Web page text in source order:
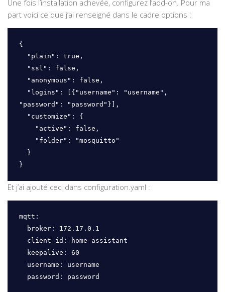
Une fois l’installation achevée, configurez l’add-on. Pour ma
part voici ce que j’ai renseigné dans le cadre options :
{
"password": "password"}],
}
Et j’ai ajouté ceci dans configuration.yaml :
mqtt:
  password: password